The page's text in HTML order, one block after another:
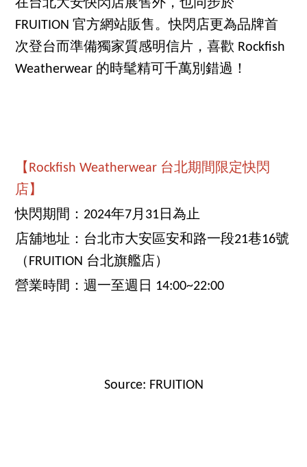
在台北大安快閃店展售外，也同步於
FRUITION 官方網站販售。快閃店更為品牌首
次登台而準備獨家質感明信片，喜歡 Rockfish
Weatherwear 的時髦精可千萬別錯過！
【Rockfish Weatherwear 台北期間限定快閃
店】
快閃期間：2024年7月31日為止
店舖地址：台北市大安區安和路一段21巷16號
（FRUITION 台北旗艦店）
營業時間：週一至週日 14:00~22:00
Source: FRUITION